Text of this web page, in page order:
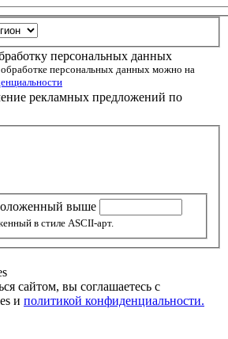
персональных данных
персональных данных можно на
рекламных предложений по
выше
в стиле ASCII-арт.
сайтом, вы соглашаетесь с
и политикой конфиденциальности.